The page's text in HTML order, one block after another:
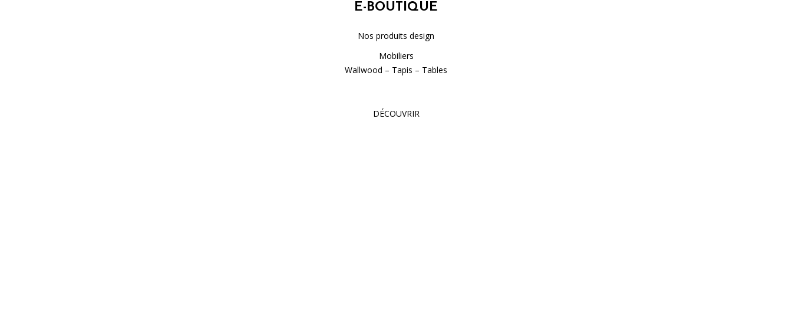
E-BOUTIQUE
Nos produits design
Mobiliers
Wallwood – Tapis – Tables
DÉCOUVRIR